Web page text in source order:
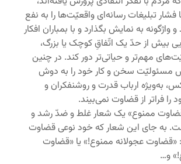
فشار تبلیغات رسانه‌ای واقعیّت‌ها را به نفع
به نمایش بگذارد و با بمباران افکار
بیش از حدّ یک اتّفاقِ کوچک یا بزرگ،
مهم‌تر و حیاتی‌تر دور کند. در چنین
مسئولیّت سخن و کار خود را به دوش
به‌ویژه ارباب قدرت و روشنفکران و
فراتر از قضاوت نمی‌بیند.
ممنوع» یک شعار غلط و ضدّ رشد و
به جای این شعار که خود نوعی قضاوت
عجولانه ممنوع!» یا «قضاوت
و…